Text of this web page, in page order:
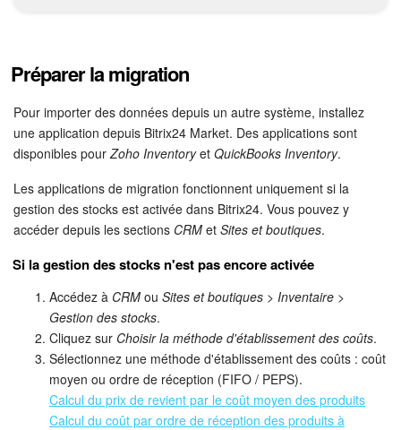
Réservation en ligne
CoPilot - IA dans Bitrix24
Signature électronique
Signature électronique pour les RH
Analytique
BI Builder
Automatisation
Processus d’entreprise
Espace des ventes
Préparer la migration
Pour importer des données depuis un autre système, installez
une application depuis Bitrix24 Market. Des applications sont
disponibles pour Zoho Inventoryet QuickBooks Inventory.
Les applications de migration fonctionnent uniquement si la
gestion des stocks est activée dans Bitrix24. Vous pouvez y
accéder depuis les sections CRM et Sites et boutiques.
Si la gestion des stocks n'est pas encore activée
Accédez à CRM ou Sites et boutiques > Inventaire >
Gestion des stocks.
Cliquez sur Choisir la méthode d'établissement des coûts.
Sélectionnez une méthode d'établissement des coûts : coût
moyen ou ordre de réception (FIFO / PEPS).
Calcul du prix de revient par le coût moyen des produits
Calcul du coût par ordre de réception des produits à